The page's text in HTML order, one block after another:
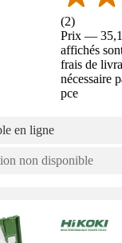
(2)
Prix —
affichés
frais de
nécessaire
pce
en ligne
non disponible